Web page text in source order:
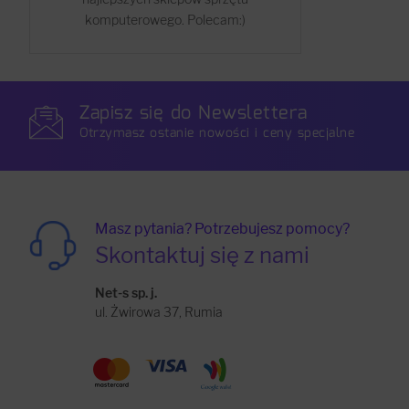
komputerowego. Polecam:)
Zapisz się do Newslettera
Otrzymasz ostanie nowości i ceny specjalne
Masz pytania? Potrzebujesz pomocy?
Skontaktuj się z nami
Net-s sp. j.
ul. Żwirowa 37, Rumia